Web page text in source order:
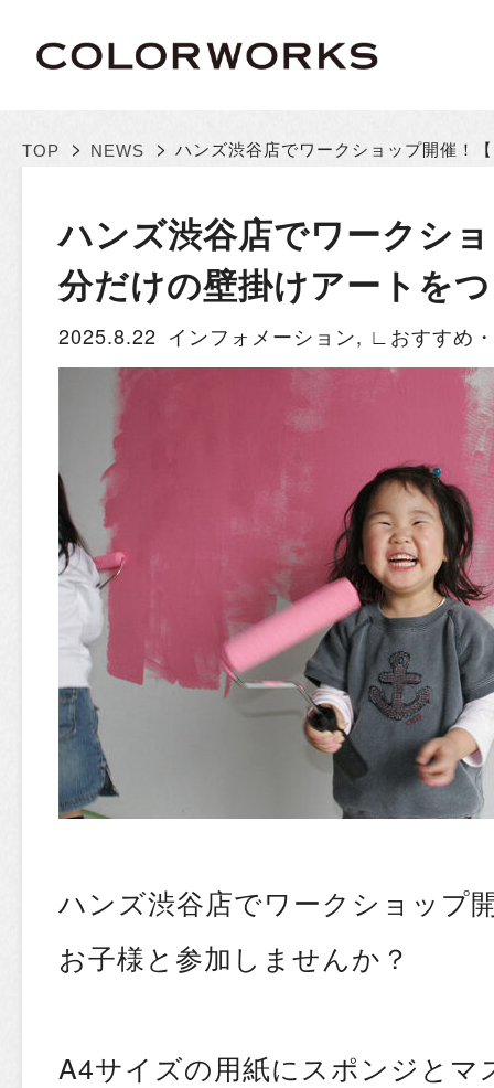
TOP > NEWS > ハンズ渋谷店でワークショップ開催！
ハンズ渋谷店でワークシ
分だけの壁掛けアートを
2025.8.22 インフォメーション, ∟おすすめ
ハンズ渋谷店でワークショップ
お子様と参加しませんか？
A4サイズの用紙にスポンジとマ